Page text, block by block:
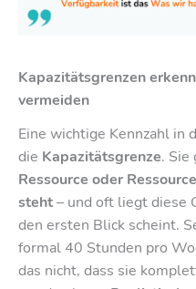
Kapazitätsgrenzen
vermeiden
Eine wichtige Kennzahl in
die Kapazitätsgrenze. Sie
Ressource oder
steht– und oft liegt diese
den ersten Blick scheint.
formal 40 Stunden pro
das nicht, dass sie